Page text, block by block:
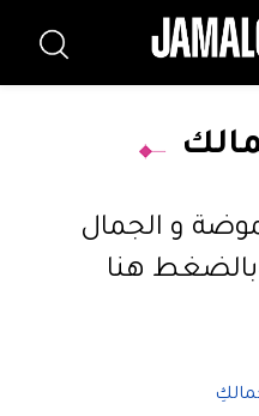
و الجمال
هنا